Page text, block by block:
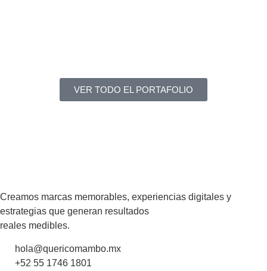
VER TODO EL PORTAFOLIO
Creamos marcas memorables, experiencias digitales y
estrategias que generan resultados
reales medibles.
hola@quericomambo.mx
+52 55 1746 1801